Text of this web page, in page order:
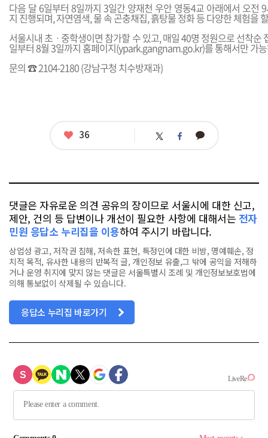
다음 달 6일부터 8일까지 3일간 양재천 우안 영동4교 아래에서 오전
지 진행되며, 자연염색, 물 속 곤충채집, 흙탕물 정화 등 다양한 체험을
서울시내 초ㆍ중학생이면 참가할 수 있고, 매일 40명 정원으로 선착순
일부터 8월 3일까지 홈페이지(ypark.gangnam.go.kr)를 통해서만 가
문의 ☎ 2104-2180 (강남구청 치수방재과)
좋
36 트 페 카
댓글은 자유로운 의견 공유의 장이므로 서울시에 대한 신고,
제안, 건의 등 답변이나 개선이 필요한 사항에 대해서는 전자
민원 응답소 누리집을 이용하여 주시기 바랍니다.
상업성 광고, 저작권 침해, 저속한 표현, 특정인에 대한 비방, 명예훼손, 정
치적 목적, 유사한 내용의 반복적 글, 개인정보 유출,그 밖에 공익을 저해하
거나 운영 취지에 맞지 않는 댓글은 서울특별시 조례 및 개인정보보호법에
의해 통보없이 삭제될 수 있습니다.
응답소 누리집 바로가기